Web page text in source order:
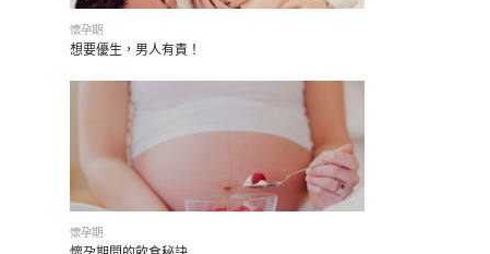
懷孕期
想要優生，男人有責！
懷孕期